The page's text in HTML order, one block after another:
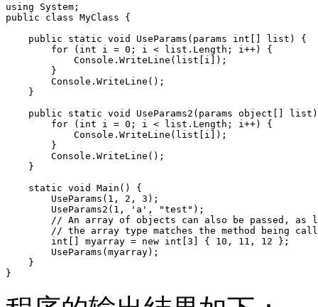
using System;
public class MyClass {
public static void UseParams(params int[] list) {
for (int i = 0; i < list.Length; i++) {
Console.WriteLine(list[i]);
}
Console.WriteLine();
}
public static void UseParams2(params object[]
for (int i = 0; i < list.Length; i++) {
Console.WriteLine(list[i]);
}
Console.WriteLine();
}
static void Main() {
UseParams(1, 2, 3);
UseParams2(1, 'a', "test");
// An array of objects can also be passed, as
// the array type matches the method being
int[] myarray = new int[3] { 10, 11, 12 };
UseParams(myarray);
}
}